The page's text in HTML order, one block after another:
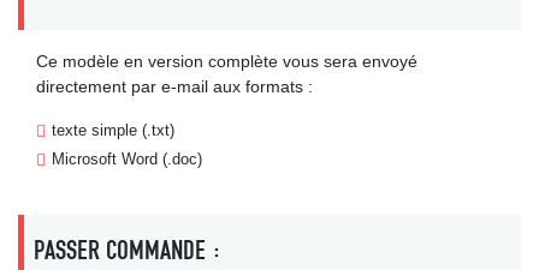
Ce modèle en version complète vous sera envoyé
directement par e-mail aux formats :
texte simple (.txt)
Microsoft Word (.doc)
PASSER COMMANDE :